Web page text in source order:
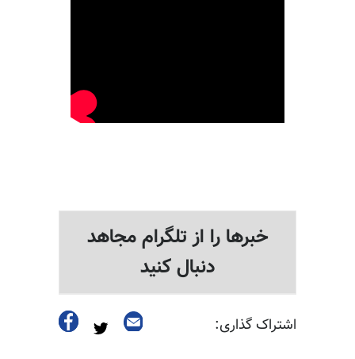
خبرها را از تلگرام مجاهد
دنبال کنید
اشتراک گذاری: